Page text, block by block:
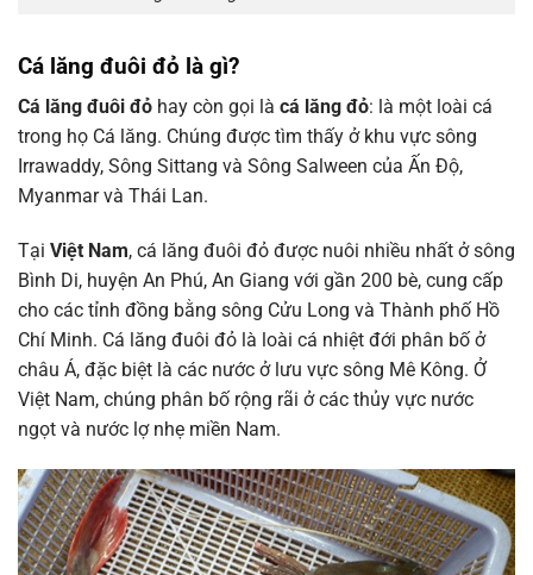
Cá lăng đuôi đỏ là gì?
Cá lăng đuôi đỏ hay còn gọi là cá lăng đỏ: là một loài cá
trong họ Cá lăng. Chúng được tìm thấy ở khu vực sông
Irrawaddy, Sông Sittang và Sông Salween của Ấn Độ,
Myanmar và Thái Lan.
Tại Việt Nam, cá lăng đuôi đỏ được nuôi nhiều nhất ở sông
Bình Di, huyện An Phú, An Giang với gần 200 bè, cung cấp
cho các tỉnh đồng bằng sông Cửu Long và Thành phố Hồ
Chí Minh. Cá lăng đuôi đỏ là loài cá nhiệt đới phân bố ở
châu Á, đặc biệt là các nước ở lưu vực sông Mê Kông. Ở
Việt Nam, chúng phân bố rộng rãi ở các thủy vực nước
ngọt và nước lợ nhẹ miền Nam.